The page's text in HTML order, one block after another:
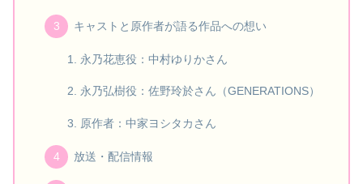
キャストと原作者が語る作品への想い
永乃花恵役：中村ゆりかさん
永乃弘樹役：佐野玲於さん（GENERATIONS）
原作者：中家ヨシタカさん
放送・配信情報